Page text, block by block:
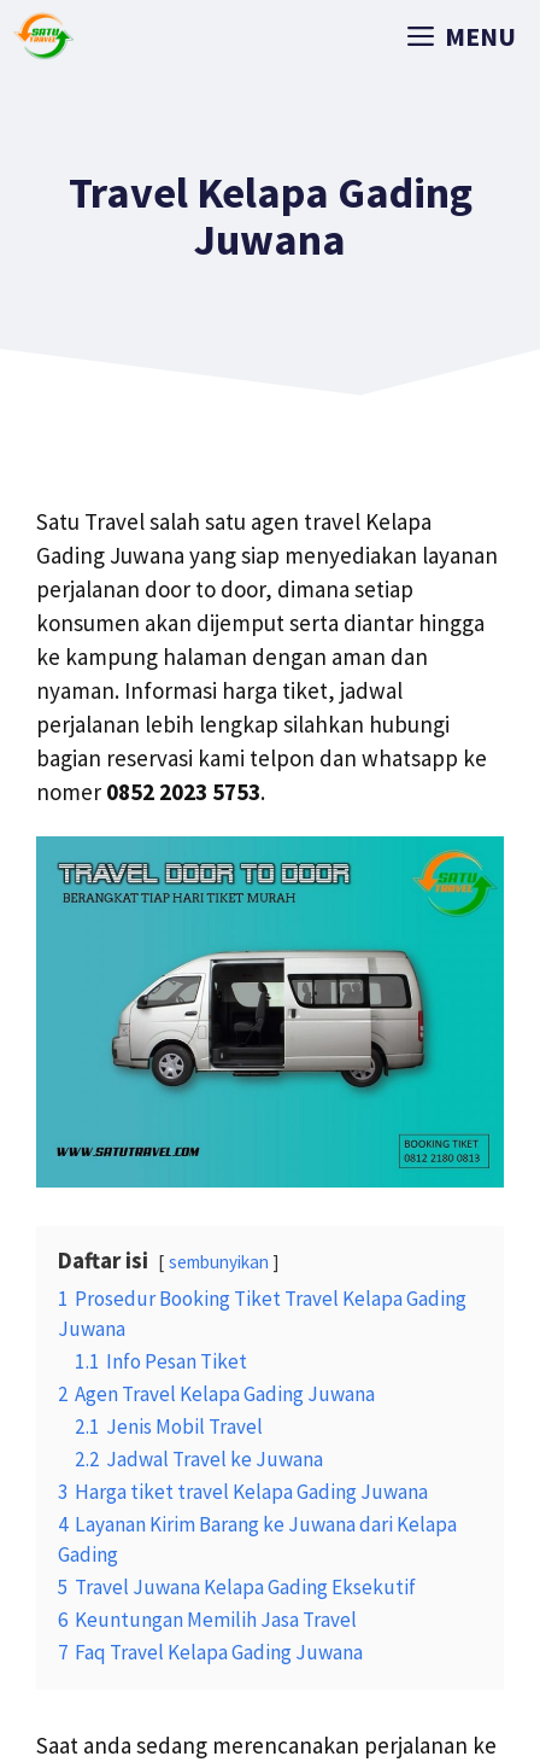
MENU
Travel Kelapa Gading
Juwana
Satu Travel salah satu agen travel Kelapa
Gading Juwana yang siap menyediakan layanan
perjalanan door to door, dimana setiap
konsumen akan dijemput serta diantar hingga
ke kampung halaman dengan aman dan
nyaman. Informasi harga tiket, jadwal
perjalanan lebih lengkap silahkan hubungi
bagian reservasi kami telpon dan whatsapp ke
nomer 0852 2023 5753.
Daftar isi sembunyikan
1 Prosedur Booking Tiket Travel Kelapa Gading
Juwana
1.1 Info Pesan Tiket
2 Agen Travel Kelapa Gading Juwana
2.1 Jenis Mobil Travel
2.2 Jadwal Travel ke Juwana
3 Harga tiket travel Kelapa Gading Juwana
4 Layanan Kirim Barang ke Juwana dari Kelapa
Gading
5 Travel Juwana Kelapa Gading Eksekutif
6 Keuntungan Memilih Jasa Travel
7 Faq Travel Kelapa Gading Juwana
Saat anda sedang merencanakan perjalanan ke